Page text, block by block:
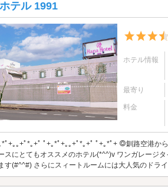
テル 1991
ホテル情報
最寄り
料金
*ﾟ+｡｡+ﾟ*｡+ﾟ ﾟ+｡*ﾟ+｡｡+ﾟ*｡+ﾟ ﾟ+｡*ﾟ+ ◎釧路空港
スにとてもオススメのホテル(*^^)v ワンガレージ
す(#^^#) さらにスィートルームには大人気のドラ